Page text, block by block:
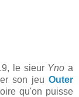
le sieur Ynoa
son jeu Outer
qu'on puisse